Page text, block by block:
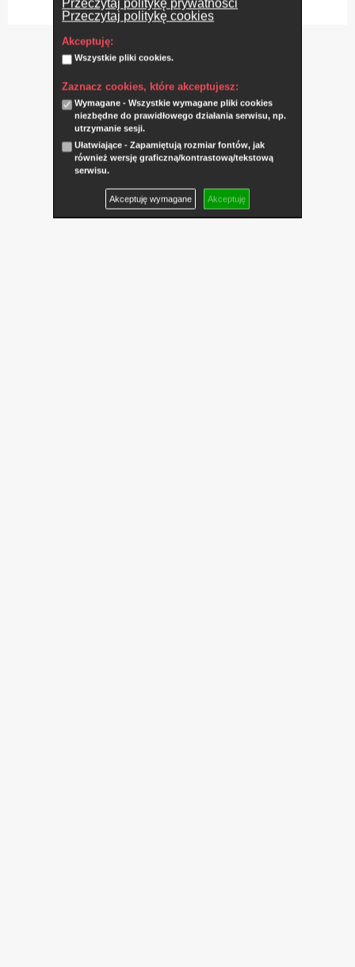
Przeczytaj politykę prywatności
Przeczytaj politykę cookies
Akceptuję:
Wszystkie pliki cookies.
Zaznacz cookies, które akceptujesz:
Wymagane - Wszystkie wymagane pliki cookies
niezbędne do prawidłowego działania serwisu, np.
utrzymanie sesji.
Ułatwiające - Zapamiętują rozmiar fontów, jak
również wersję graficzną/kontrastową/tekstową
serwisu.
Akceptuję wymagane Akceptuję